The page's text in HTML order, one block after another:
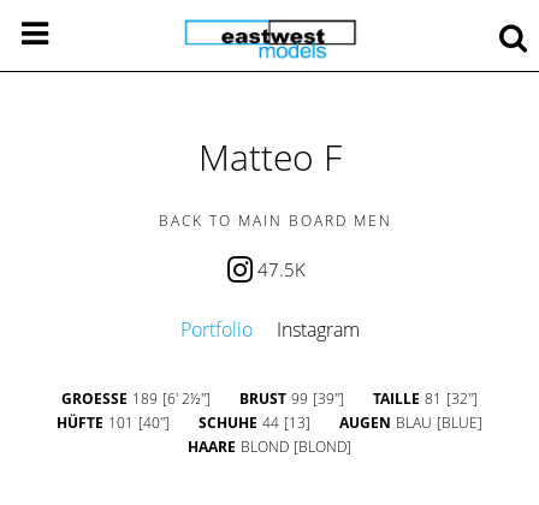
Matteo F
BACK TO MAIN BOARD MEN
47.5K
Portfolio Instagram
GROESSE 189 [6' 2½''] BRUST 99 [39''] TAILLE 81 [32'']
HÜFTE 101 [40''] SCHUHE 44 [13] AUGEN BLAU [BLUE]
HAARE BLOND [BLOND]